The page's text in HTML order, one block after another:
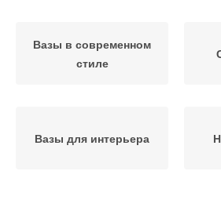
Вазы в современном
стиле
Вазы для интерьера